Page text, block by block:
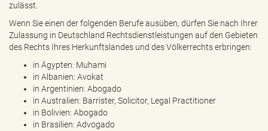
zulässt.
Wenn Sie einen der folgenden Berufe ausüben, dürfen Sie nach Ihrer
Zulassung in Deutschland Rechtsdienstleistungen auf den Gebieten
des Rechts Ihres Herkunftslandes und des Völkerrechts erbringen:
in Ägypten: Muhami
in Albanien: Avokat
in Argentinien: Abogado
in Australien: Barrister, Solicitor, Legal Practitioner
in Bolivien: Abogado
in Brasilien: Advogado